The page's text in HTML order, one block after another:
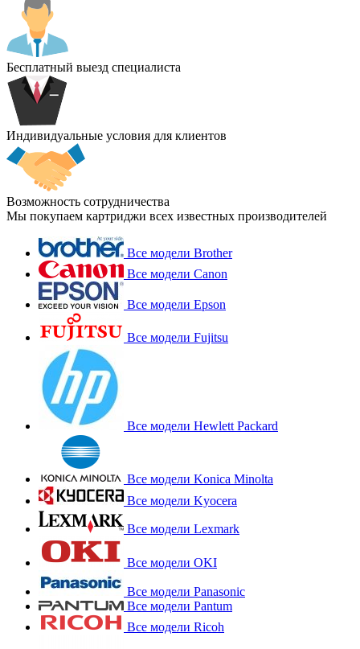
Бесплатный выезд специалиста
Индивидуальные условия для клиентов
Возможность сотрудничества
Мы покупаем картриджи всех известных производителей
Все модели Brother
Все модели Canon
Все модели Epson
Все модели Fujitsu
Все модели Hewlett Packard
Все модели Konica Minolta
Все модели Kyocera
Все модели Lexmark
Все модели OKI
Все модели Panasonic
Все модели Pantum
Все модели Ricoh